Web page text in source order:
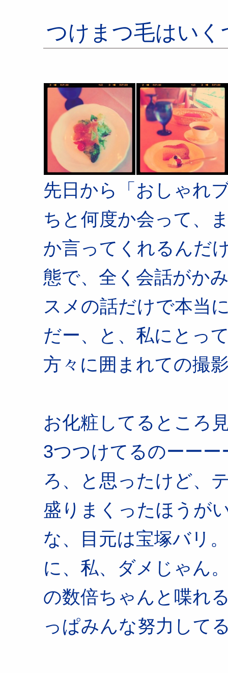
つけまつ毛はい
先日から「おしゃれ
ちと何度か会って、
か言ってくれるんだ
態で、全く会話がか
スメの話だけで本当
だー、と、私にとっ
方々に囲まれての撮
お化粧してるところ
3つつけてるのーー
ろ、と思ったけど、
盛りまくったほうが
な、目元は宝塚バリ
に、私、ダメじゃん
の数倍ちゃんと喋れ
っぱみんな努力して